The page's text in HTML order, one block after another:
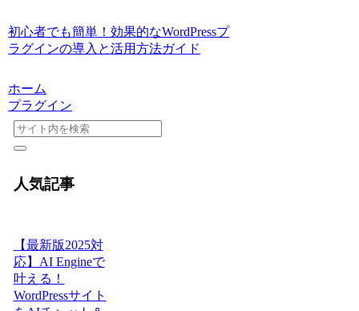
初心者でも簡単！効果的なWordPressプ
ラグインの導入と活用方法ガイド
ホーム
プラグイン
人気記事
【最新版2025対
応】AI Engineで
叶える！
WordPressサイト